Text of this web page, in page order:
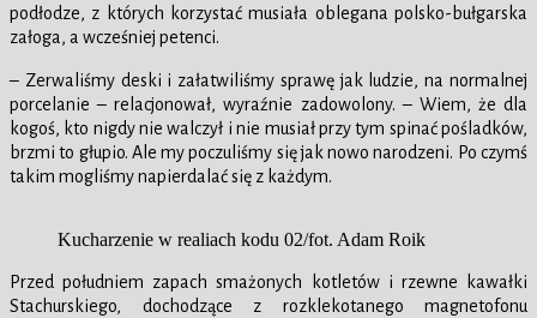
podłodze, z których korzystać musiała oblegana polsko-bułgarska
załoga, a wcześniej petenci.
– Zerwaliśmy deski i załatwiliśmy sprawę jak ludzie, na normalnej
porcelanie – relacjonował, wyraźnie zadowolony. – Wiem, że dla
kogoś, kto nigdy nie walczył i nie musiał przy tym spinać pośladków,
brzmi to głupio. Ale my poczuliśmy się jak nowo narodzeni. Po czymś
takim mogliśmy napierdalać się z każdym.
Kucharzenie w realiach kodu 02/fot. Adam Roik
Przed południem zapach smażonych kotletów i rzewne kawałki
Stachurskiego, dochodzące z rozklekotanego magnetofonu